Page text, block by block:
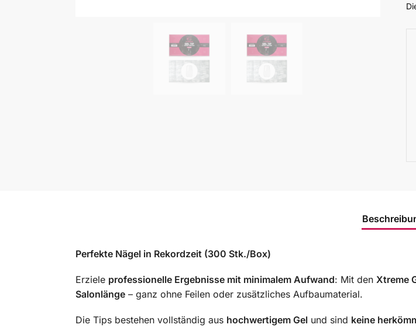
Perfekte Nägel in Rekordzeit (300 Stk./Box)
Erziele professionelle Ergebnisse mit minimalem Aufwand: Mit den Xtreme
Salonlänge– ganz ohne Feilen oder zusätzliches Aufbaumaterial.
Die Tips bestehen vollständig aus hochwertigem Gelund sind keine